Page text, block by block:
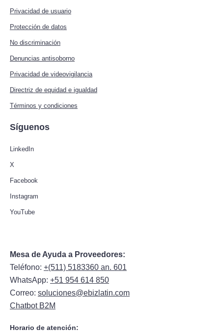
Privacidad de usuario
Protección de datos
No discriminación
Denuncias antisoborno
Privacidad de videovigilancia
Directriz de equidad e igualdad
Términos y condiciones
Síguenos
LinkedIn
X
Facebook
Instagram
YouTube
Mesa de Ayuda a Proveedores:
Teléfono: +(511) 5183360 an. 601
WhatsApp: +51 954 614 850
Correo: soluciones@ebizlatin.com
Chatbot B2M
Horario de atención: